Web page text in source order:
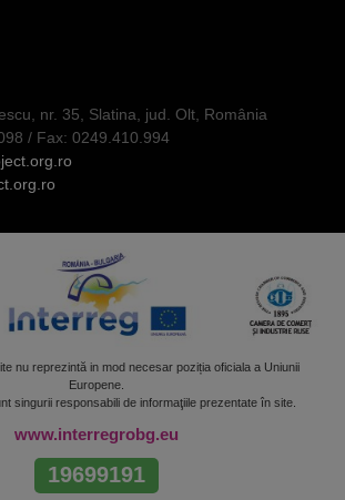
nr. 35, Slatina, jud. Olt, România
/ Fax: 0249.410.994
nu reprezintă in mod necesar poziția oficiala a Uniunii
Europene.
singurii responsabili de informaţiile prezentate în site.
www.interregrobg.eu
19699191